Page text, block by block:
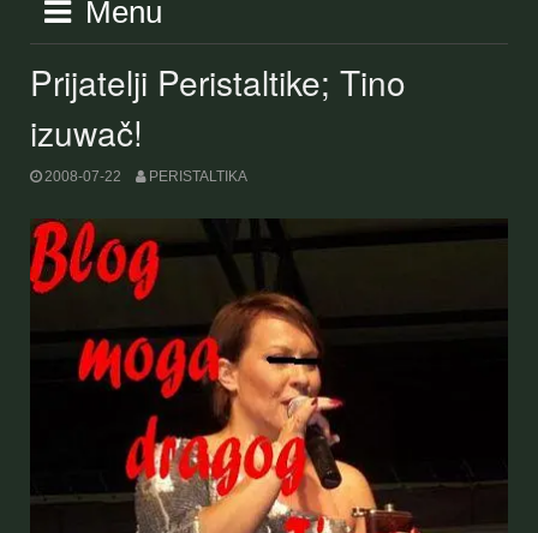
Menu
Prijatelji Peristaltike; Tino
izuwač!
2008-07-22 PERISTALTIKA